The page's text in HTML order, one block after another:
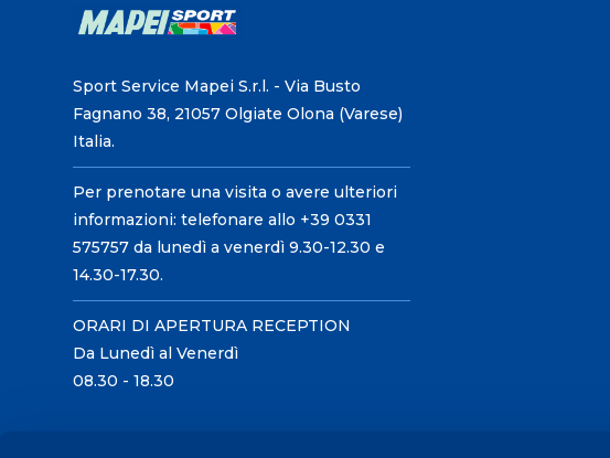
Sport Service Mapei S.r.l. - Via Busto
Fagnano 38, 21057 Olgiate Olona (Varese)
Italia.
Per prenotare una visita o avere ulteriori
informazioni: telefonare allo +39 0331
575757 da lunedì a venerdì 9.30-12.30 e
14.30-17.30.
ORARI DI APERTURA RECEPTION
Da Lunedì al Venerdì
08.30 - 18.30